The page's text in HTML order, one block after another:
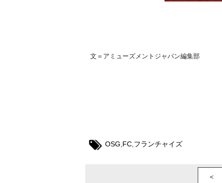
文＝アミューズメントジャパン編集部
OSG FC フランチャイズ
＜